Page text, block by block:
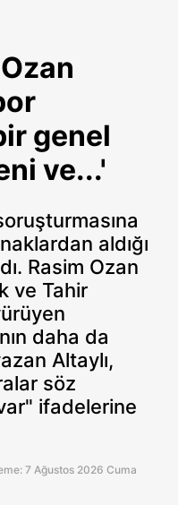
genel
ve...'
aldığı
Rasim Ozan
ve Tahir
daha da
Altaylı,
söz
ifadelerine
7 Ağustos 2026 Cuma